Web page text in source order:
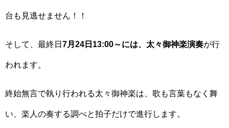
台も見逃せません！！
そして、最終日 7月24日13:00～には、太々御神楽演奏が行
われます。
終始無言で執り行われる太々御神楽は、歌も言葉もなく舞
い、楽人の奏する調べと拍子だけで進行します。